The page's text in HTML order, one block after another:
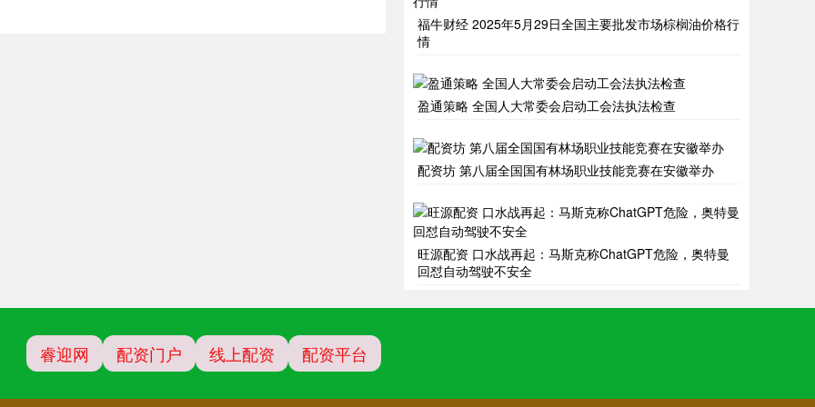
福牛财经 2025年5月29日全国主要批发市场棕榈油价格行
情
盈通策略 全国人大常委会启动工会法执法检查
配资坊 第八届全国国有林场职业技能竞赛在安徽举办
旺源配资 口水战再起：马斯克称ChatGPT危险，奥特曼
回怼自动驾驶不安全
睿迎网 配资门户 线上配资 配资平台